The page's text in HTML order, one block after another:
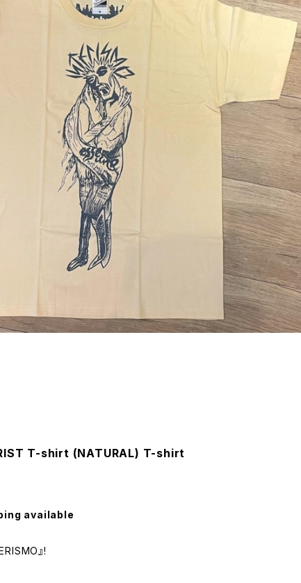
T-shirt (NATURAL) T-shirt
available
』!